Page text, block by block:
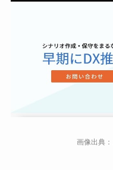
画像出典：